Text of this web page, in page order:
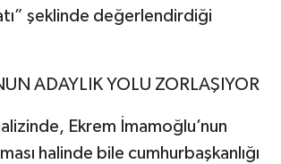
şeklinde değerlendirdiği
ADAYLIK YOLU ZORLAŞIYOR
Ekrem İmamoğlu’nun
halinde bile cumhurbaşkanlığı